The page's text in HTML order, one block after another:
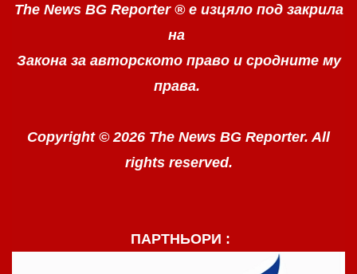
The News BG Reporter ® е изцяло под закрила
на
Закона за авторското право и сродните му
права.
Copyright © 2026 The News BG Reporter. All
rights reserved.
ПАРТНЬОРИ :